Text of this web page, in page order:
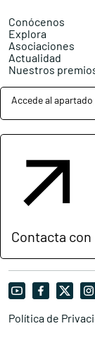
Conócenos
Explora
Asociaciones
Actualidad
Nuestros
Accede al
Contacta
Política de